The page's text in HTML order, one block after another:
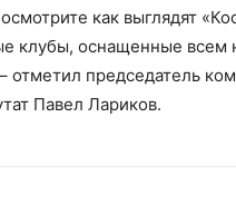
как выглядят
клубы, оснащенные
отметил председатель
Павел Лариков.